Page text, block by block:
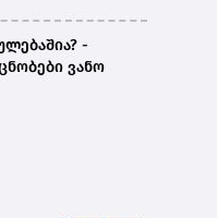
-
ვანო